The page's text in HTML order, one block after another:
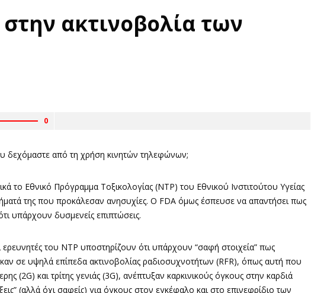
ακτινοβολία των
0
δεχόμαστε από τη χρήση κινητών τηλεφώνων;
το Εθνικό Πρόγραμμα Τοξικολογίας (ΝΤΡ) του Εθνικού Ινστιτούτου Υγείας
της που προκάλεσαν ανησυχίες. O FDA όμως έσπευσε να απαντήσει πως
υπάρχουν δυσμενείς επιπτώσεις.
του NTP υποστηρίζουν ότι υπάρχουν “σαφή στοιχεία” πως
σε υψηλά επίπεδα ακτινοβολίας ραδιοσυχνοτήτων (RFR), όπως αυτή που
(2G) και τρίτης γενιάς (3G), ανέπτυξαν καρκινικούς όγκους στην καρδιά
(αλλά όχι σαφείς) για όγκους στον εγκέφαλο και στο επινεφρίδιο των